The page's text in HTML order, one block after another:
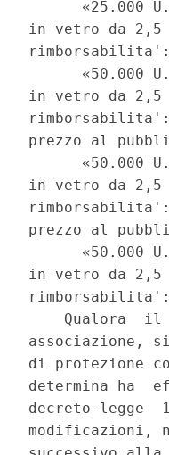
«25.000
in vetro da
«50.000
in vetro da
prezzo al
«50.000
in vetro da
prezzo al
«50.000
in vetro da
Qualora  il
associazione,
di protezione
determina ha
decreto-legge
modificazioni,